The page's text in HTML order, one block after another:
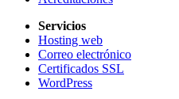
Servicios
Hosting web
Correo electrónico
Certificados SSL
WordPress